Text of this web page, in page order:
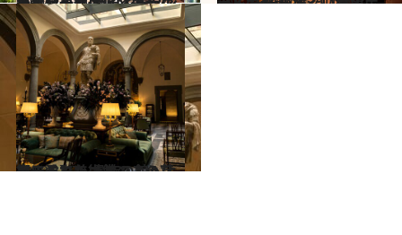
2022.11.7
【まるで美術館のようなホテル】ルネサンスの芸術に溢れた 貴族の館へようこそ
旅＆お出かけ